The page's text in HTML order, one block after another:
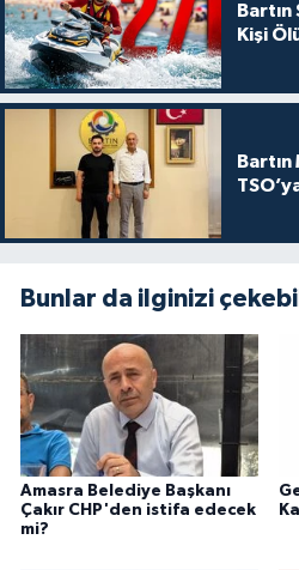
Kişi
Bunlar da ilginizi
Amasra Belediye Başkanı
Çakır CHP'den istifa edecek
mi?